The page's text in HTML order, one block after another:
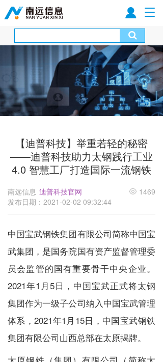
T
g
l
e
n
a
v
i
g
o
n
【迪普科技】举重若轻的秘密
——迪普科技助力太钢践行工业
4.0 智慧工厂打造国际一流钢铁
南远信息 迪普科技官网
发布日期：2021-02-02 09:32:44
1469
中国宝武钢铁集团有限公司简称中国宝
武集团，是国务院国有资产监督管理委
员会监管的国有重要骨干中央企业。
2021年1月5日，中国宝武正式将太钢
集团作为一级子公司纳入中国宝武管理
体系，2021年1月15日，中国宝武钢铁
集团有限公司山西总部在太原揭牌。